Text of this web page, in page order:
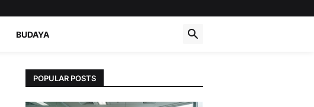
BUDAYA
POPULAR POSTS